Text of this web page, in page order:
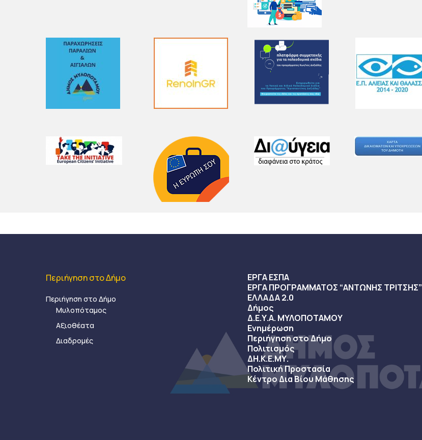
Περιήγηση στο Δήμο
Περιήγηση στο Δήμο
Μυλοπόταμος
Αξιοθέατα
Διαδρομές
ΕΡΓΑ ΕΣΠΑ
ΕΡΓΑ ΠΡΟΓΡΑΜΜΑΤΟΣ “ΑΝΤΩΝΗΣ ΤΡΙΤΣΗΣ”
ΕΛΛΑΔΑ 2.0
Δήμος
Δ.Ε.Υ.Α. ΜΥΛΟΠΟΤΑΜΟΥ
Ενημέρωση
Περιήγηση στο Δήμο
Πολιτισμός
ΔΗ.Κ.Ε.ΜΥ.
Πολιτική Προστασία
Κέντρο Δια Βίου Μάθησης